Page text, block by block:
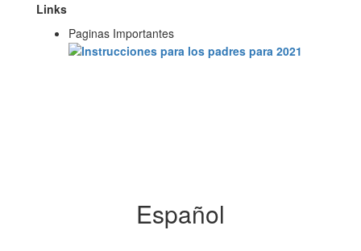
Links
Paginas Importantes
Español